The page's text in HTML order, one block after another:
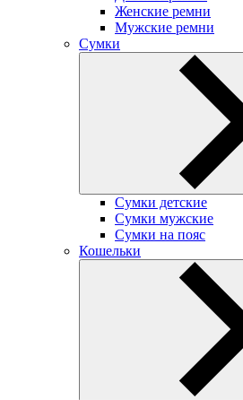
Женские ремни
Мужские ремни
Сумки
Сумки детские
Сумки мужские
Сумки на пояс
Кошельки